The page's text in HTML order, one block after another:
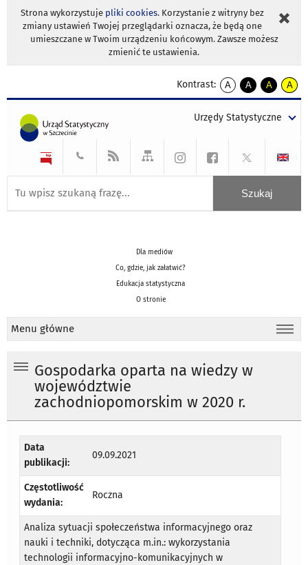
Strona wykorzystuje pliki cookies. Korzystanie z witryny bez
zmiany ustawień Twojej przeglądarki oznacza, że będą one
umieszczane w Twoim urządzeniu końcowym. Zawsze możesz
zmienić te ustawienia.
Kontrast:
A
kontrast
A
kontrast
tekst
czarnym
A
kontrast
tekst
czarnym
A
tekst
żółtym
Urzędy Statystyczne
Dla mediów
Co, gdzie, jak załatwić?
Edukacja statystyczna
O stronie
Menu główne
Gospodarka oparta na wiedzy w
województwie
zachodniopomorskim w 2020 r.
Data
publikacji:
09.09.2021
Częstotliwość
wydania:
Roczna
Analiza sytuacji społeczeństwa informacyjnego oraz
nauki i techniki, dotycząca m.in.: wykorzystania
technologii informacyjno-komunikacyjnych w